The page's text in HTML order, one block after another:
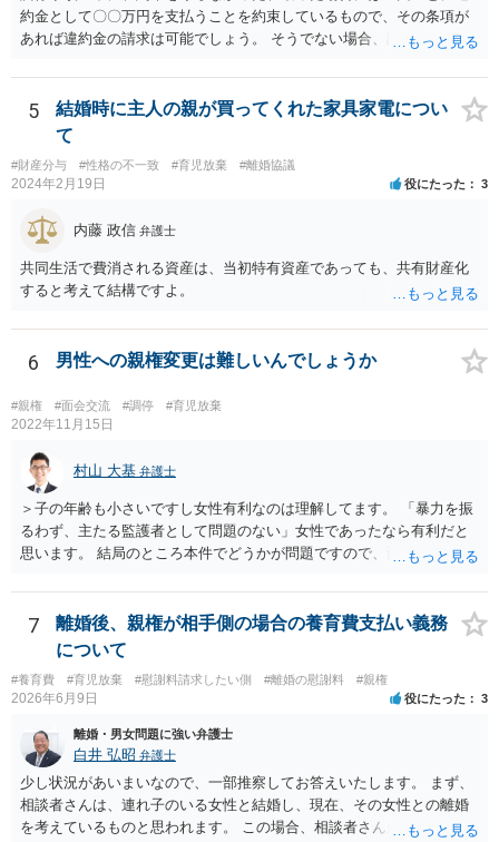
約金として〇〇万円を支払うことを約束しているもので、その条項が
あれば違約金の請求は可能でしょう。 そうでない場合、調停条項を守
が発生していない場合は条項違反があったとしても損害賠償請求は難
しいでしょう。
5
結婚時に主人の親が買ってくれた家具家電につい
て
#財産分与 #性格の不一致 #育児放棄 #離婚協議
2024年2月19日 役にたった 3
内藤 政信 弁護士
共同生活で費消される資産は、当初特有資産であっても、共有財産化
すると考えて結構ですよ。
6 男性への親権変更は難しいんでしょうか
#親権 #面会交流 #調停 #育児放棄
2022年11月15日
村山 大基 弁護士
＞子の年齢も小さいですし女性有利なのは理解してます。 「暴力を振
るわず、主たる監護者として問題のない」女性であったなら有利だと
思います。 結局のところ本件でどうかが問題ですので、面談相談に行
てもらった方がよいのでしょうか？ 費用が許すなら依頼した方が個人
的にはいいと思いますが、 依頼するかどうか含め、面談相談で話を聞
いてみた方がいいと思います。 なぜ面談相談をお勧めしているかと言
り、 密度が濃いというか、やりとり（事情を聞いたり、不明点を尋ね
たり説明したり）がしやすいからです。
7
離婚後、親権が相手側の場合の養育費支払い義務
について
#養育費 #育児放棄 #慰謝料請求したい側 #離婚の慰謝料 #親権
2026年6月9日 役にたった 3
離婚・男女問題に強い弁護士
白井 弘昭 弁護士
少し状況があいまいなので、一部推察してお答えいたします。 まず、
相談者さんは、連れ子のいる女性と結婚し、現在、その女性との離婚
を考えているものと思われます。 この場合、相談者さんが、その連れ